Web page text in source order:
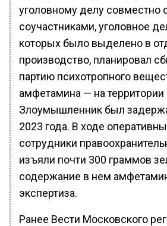
уголовному делу совместно
соучастниками, уголовное
которых было выделено в
производство, планировал
партию психотропного
амфетамина — на
Злоумышленник был
2023 года. В ходе
сотрудники
изъяли почти 300 граммов
содержание в нем
экспертиза.
Ранее Вести Московского